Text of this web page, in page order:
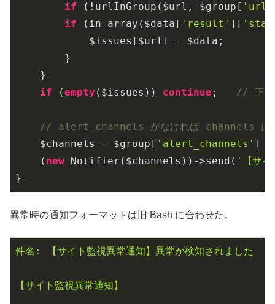
if (!urlInGroup($url, $group[
if (in_array($data[ 'result' ][
            $issues[$url] = $data;
        }
    }
if (empty ($issues)) continue ; // 正常
// alert_channels がなければ channels にフ
    $channels = $group[
'alert_channels' ]
    (
new Notifier($channels))->send( '【サイ
}
異常時の通知フォーマットは旧 Bash に合わせた。
件名: 【サイト監視異常通知】異常が検知されました
【サイト監視異常通知】